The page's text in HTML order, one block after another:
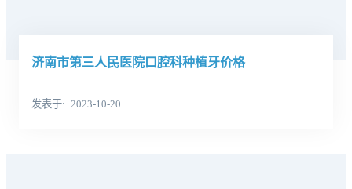
济南市第三人民医院口腔科种植牙价格
发表于 2023-10-20